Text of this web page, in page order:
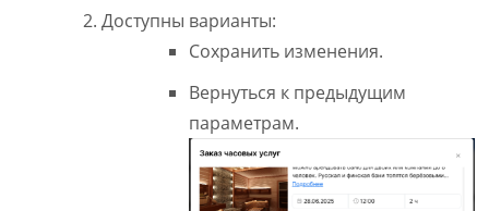
Доступны варианты:
Сохранить изменения.
Вернуться к предыдущим
параметрам.